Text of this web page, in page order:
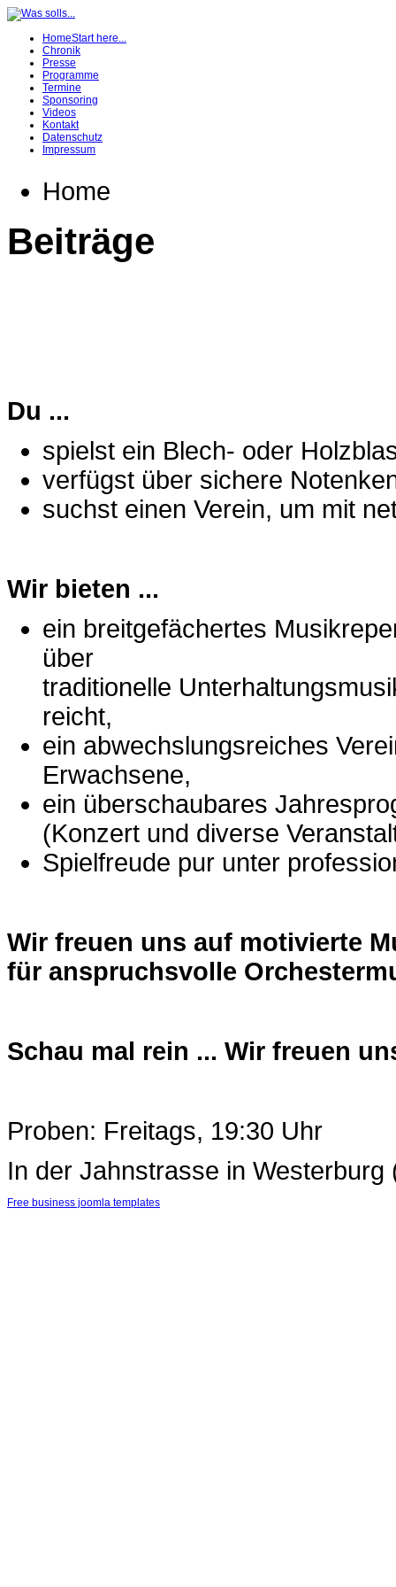
HomeStart here...
Chronik
Presse
Programme
Termine
Sponsoring
Videos
Kontakt
Datenschutz
Impressum
Home
Beiträge
Du ...
spielst ein Blech- oder
verfügst über sichere
suchst einen Verein, um mit
Wir bieten ...
ein breitgefächertes
über
traditionelle
reicht,
ein abwechslungsreiches
Erwachsene,
ein überschaubares
(Konzert und diverse
Spielfreude pur unter
Wir freuen uns auf motivierte
für anspruchsvolle
Schau mal rein ... Wir freuen
Proben: Freitags, 19:30 Uhr
In der Jahnstrasse in
Free business joomla templates